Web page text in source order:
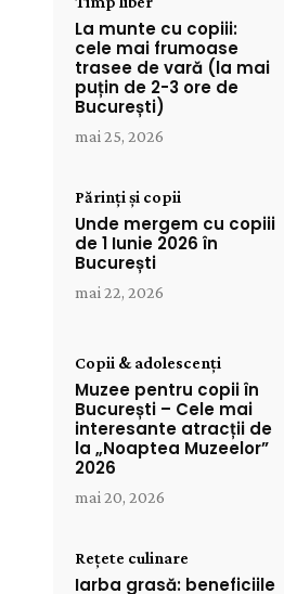
La munte cu copiii:
cele mai frumoase
trasee de vară (la mai
puțin de 2-3 ore de
București)
mai 25, 2026
Părinți și copii
Unde mergem cu copiii
de 1 Iunie 2026 în
București
mai 22, 2026
Copii & adolescenți
Muzee pentru copii în
București – Cele mai
interesante atracții de
la „Noaptea Muzeelor”
2026
mai 20, 2026
Rețete culinare
Iarba grasă: beneficiile